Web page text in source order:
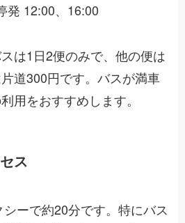
発 12:00、16:00
は1日2便のみで、他の便は
道300円です。バスが満車
用をおすすめします。
ス
ーで約20分です。特にバス